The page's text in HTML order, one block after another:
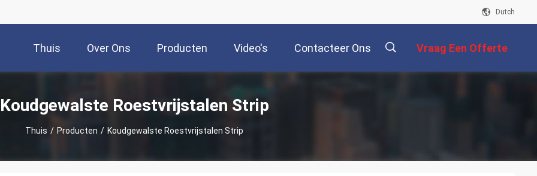
Dutch
Thuis Over Ons Producten Video's Contacteer Ons Vraag Een Offerte
Koudgewalste Roestvrijstalen Strip
Thuis / Producten / Koudgewalste Roestvrijstalen Strip